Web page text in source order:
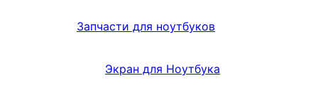
Запчасти для ноутбуков
Экран для Ноутбука